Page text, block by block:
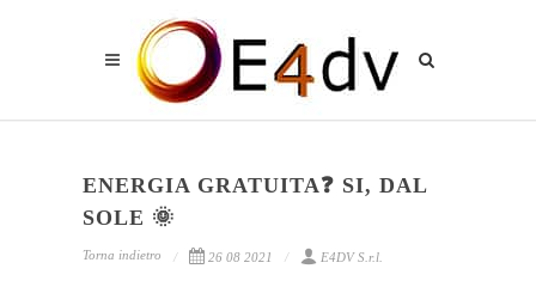
ENERGIA GRATUITA❓ SI, DAL
SOLE 🌞
Torna indietro 26 08 2021 E4DV S.r.l.